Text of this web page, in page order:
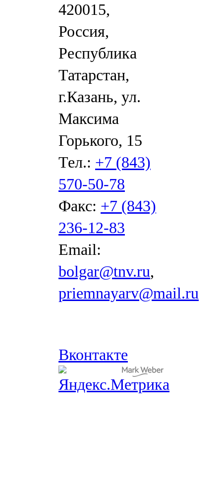
420015,
Россия,
Республика
Татарстан,
г.Казань, ул.
Максима
Горького, 15
Тел.: +7 (843)
570-50-78
Факс: +7 (843)
236-12-83
Email:
bolgar@tnv.ru,
priemnayarv@mail.ru
Вконтакте